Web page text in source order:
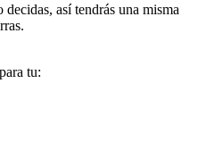
así tendrás una misma
tu: